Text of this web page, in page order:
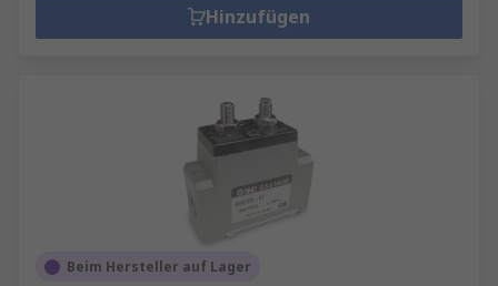
Hinzufügen
Beim Hersteller auf Lager